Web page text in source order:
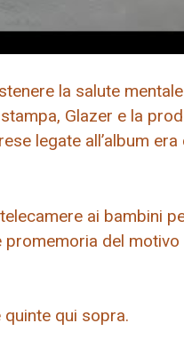
la salute
Glazer e la
legate all’album
ai bambini
del
quinte qui sopra.